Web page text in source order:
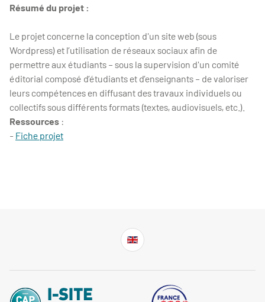
Résumé du projet :
Le projet concerne la conception d'un site web (sous
Wordpress) et l’utilisation de réseaux sociaux afin de
permettre aux étudiants – sous la supervision d'un comité
éditorial composé d’étudiants et d’enseignants – de valoriser
leurs compétences en diffusant des travaux individuels ou
collectifs sous différents formats (textes, audiovisuels, etc.).
Ressources :
- Fiche projet